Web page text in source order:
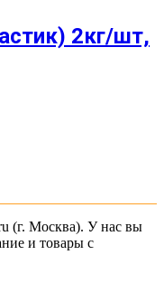
2кг/шт,
(г. Москва). У нас вы
и товары с